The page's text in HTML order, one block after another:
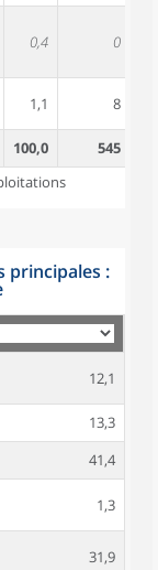
0,4 0
1,1 8
100,0 545
principales :
12,1
13,3
41,4
1,3
31,9